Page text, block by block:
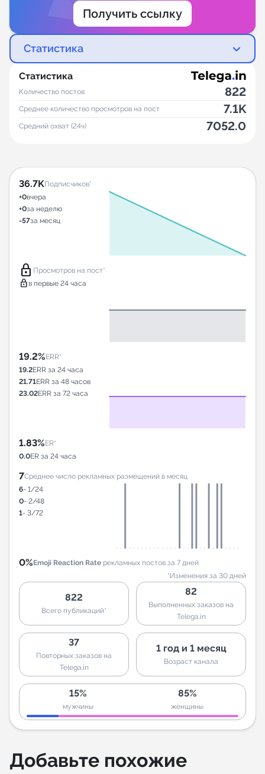
Получить ссылку
Статистика
Статистика
Количество постов 822
Среднее количество просмотров на пост 7.1K
Средний охват (24ч) 7052.0
36.7KПодписчиков*
+0вчера
+0за неделю
-57за месяц
lock Просмотров на пост*
lock в первые 24 часа
19.2%ERR*
19.2ERR за 24 часа
21.71ERR за 48 часов
23.02ERR за 72 часа
1.83%ER*
0.0ER за 24 часа
7Среднее число рекламных размещений в месяц
6- 1/24
0- 2/48
1- 3/72
0%Emoji Reaction Rate рекламных постов за 7 дней
*Изменения за 30 дней
822
Всего публикаций*
82
Выполненных заказов на
Telega.in
37
Повторных заказов на
Telega.in
1 год и 1 месяц
Возраст канала
15%
мужчины
85%
женщины
Добавьте похожие